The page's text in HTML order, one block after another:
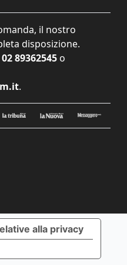
il nostro
disposizione.
02 89362545 o
.
alla privacy